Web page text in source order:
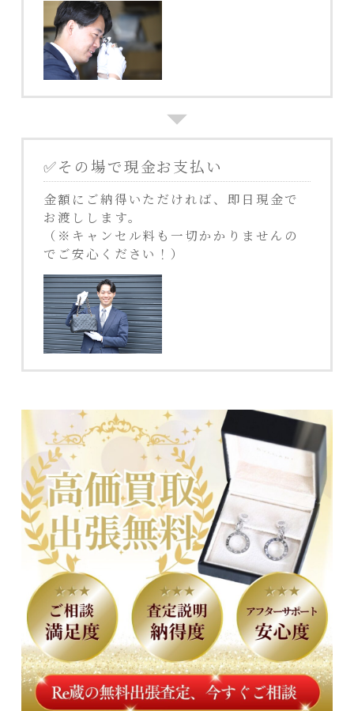
✅その場で現金お支払い
金額にご納得いただければ、即日現金で
お渡しします。
（※キャンセル料も一切かかりませんの
でご安心ください！）